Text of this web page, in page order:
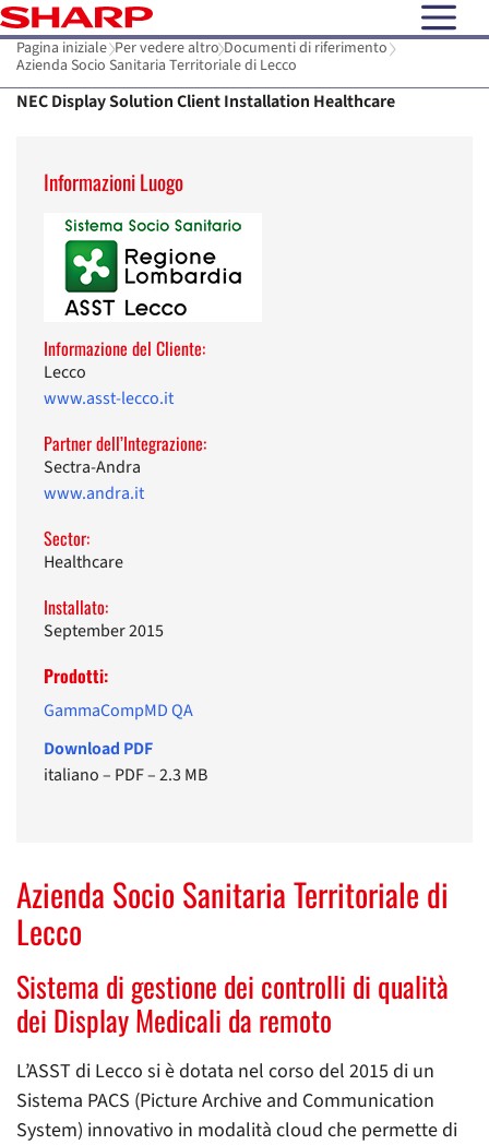
open
Pagina iniziale Per vedere altro Documenti di riferimento
Azienda Socio Sanitaria Territoriale di Lecco
NEC Display Solution Client Installation Healthcare
Informazioni Luogo
Informazione del Cliente:
Lecco
www.asst-lecco.it
Partner dell’Integrazione:
Sectra-Andra
www.andra.it
Sector:
Healthcare
Installato:
September 2015
Prodotti:
GammaCompMD QA
Download PDF
italiano– PDF–2.3 MB
Azienda Socio Sanitaria Territoriale di
Lecco
Sistema di gestione dei controlli di qualità
dei Display Medicali da remoto
L’ASST di Lecco si è dotata nel corso del 2015 di un
Sistema PACS (Picture Archive and Communication
System) innovativo in modalità cloud che permette di